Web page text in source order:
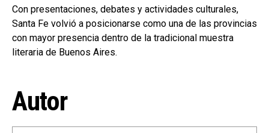
Con presentaciones, debates y actividades culturales,
Santa Fe volvió a posicionarse como una de las provincias
con mayor presencia dentro de la tradicional muestra
literaria de Buenos Aires.
Autor